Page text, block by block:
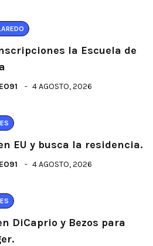
la Escuela de
4 AGOSTO, 2026
EU y busca la residencia.
4 AGOSTO, 2026
DiCaprio y Bezos para